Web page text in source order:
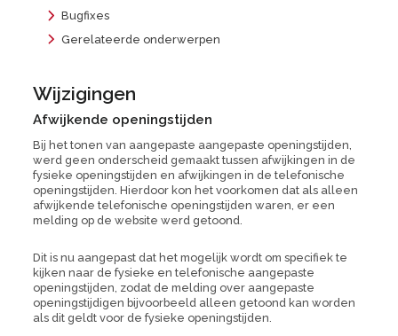
Bugfixes
Gerelateerde onderwerpen
Wijzigingen
Afwijkende openingstijden
Bij het tonen van aangepaste aangepaste openingstijden,
werd geen onderscheid gemaakt tussen afwijkingen in de
fysieke openingstijden en afwijkingen in de telefonische
openingstijden. Hierdoor kon het voorkomen dat als alleen
afwijkende telefonische openingstijden waren, er een
melding op de website werd getoond.
Dit is nu aangepast dat het mogelijk wordt om specifiek te
kijken naar de fysieke en telefonische aangepaste
openingstijden, zodat de melding over aangepaste
openingstijdigen bijvoorbeeld alleen getoond kan worden
als dit geldt voor de fysieke openingstijden.